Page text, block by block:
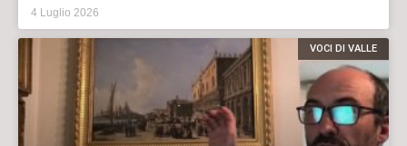
4 Luglio 2026
VOCI DI VALLE